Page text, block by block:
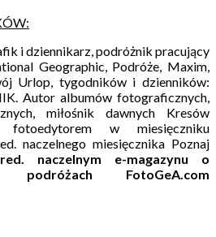
i dziennikarz, podróżnik pracujący
Geographic, Podróże, Maxim,
Urlop, tygodników i dzienników:
Autor albumów fotograficznych,
miłośnik dawnych Kresów
fotoedytorem w miesięczniku
naczelnego miesięcznika Poznaj
naczelnym e-magazynu o
FotoGeA.com